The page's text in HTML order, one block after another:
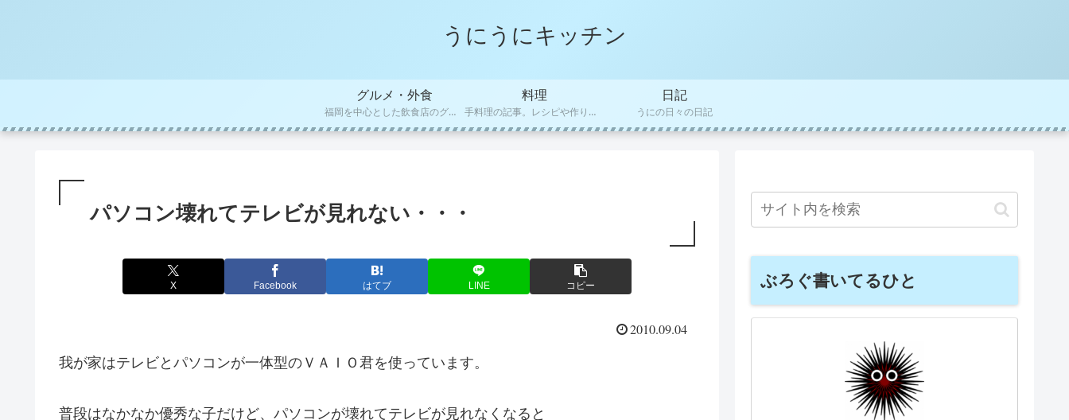
うにうにキッチン
グルメ・外食
福岡を中心とした飲食店のグルメレビュー
料理
手料理の記事。レシピや作り方など
日記
うにの日々の日記
パソコン壊れてテレビが見れない・・・
X Facebook はてブ LINE コピー
2010.09.04
我が家はテレビとパソコンが一体型のＶＡＩＯ君を使っています。
普段はなかなか優秀な子だけど、パソコンが壊れてテレビが見れなくなると
ぶろぐ書いてるひと